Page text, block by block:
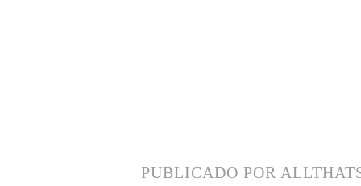
PUBLICADO POR